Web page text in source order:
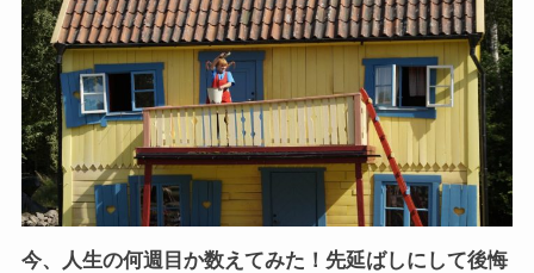
今、人生の何週目か数えてみた！先延ばしにして後悔